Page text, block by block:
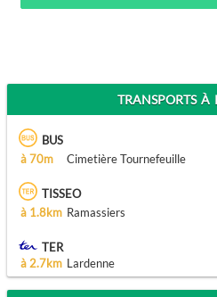
TRANSPORTS À
BUS
à 70m
Cimetière Tournefeuille
TISSEO
à 1.8km Ramassiers
TER
à 2.7km Lardenne